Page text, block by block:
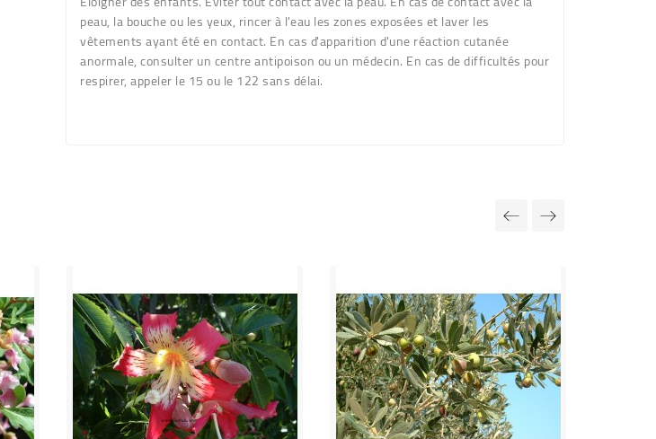
peau, la bouche ou les yeux, rincer à l'eau les zones exposées et laver les
vêtements ayant été en contact. En cas d'apparition d'une réaction cutanée
anormale, consulter un centre antipoison ou un médecin. En cas de difficultés pour
respirer, appeler le 15 ou le 122 sans délai.